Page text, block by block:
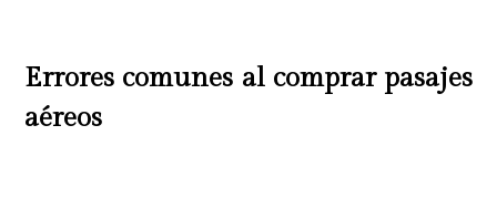
Errores comunes al comprar pasajes
aéreos